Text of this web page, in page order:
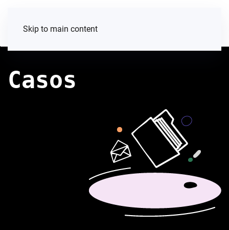
Skip to main content
Casos